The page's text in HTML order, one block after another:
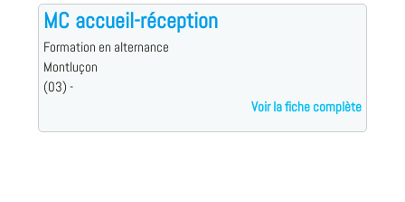
MC accueil-réception
Formation en alternance
Montluçon
(03) -
Voir la fiche complète